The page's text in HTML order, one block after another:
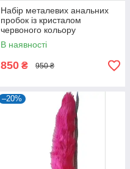
Набір металевих анальних
пробок із кристалом
червоного кольору
В наявності
850 ₴ 950 ₴
–20%